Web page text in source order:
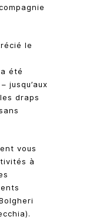
le
été
jusqu’aux
draps
vous
à